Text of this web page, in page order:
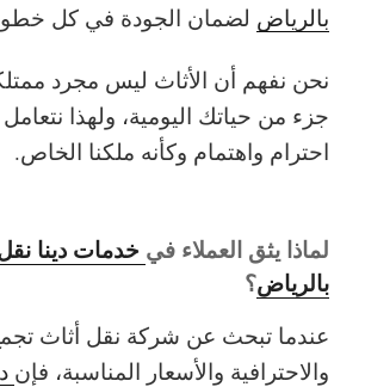
بالرياض لضمان الجودة في كل
نحن نفهم أن الأثاث ليس مجرد
جزء من حياتك اليومية، ولهذا
احترام واهتمام وكأنه ملكنا الخاص.
لماذا يثق العملاء في خدمات دينا
بالرياض؟
عندما تبحث عن شركة نقل أثاث
والاحترافية والأسعار المناسبة، فإن